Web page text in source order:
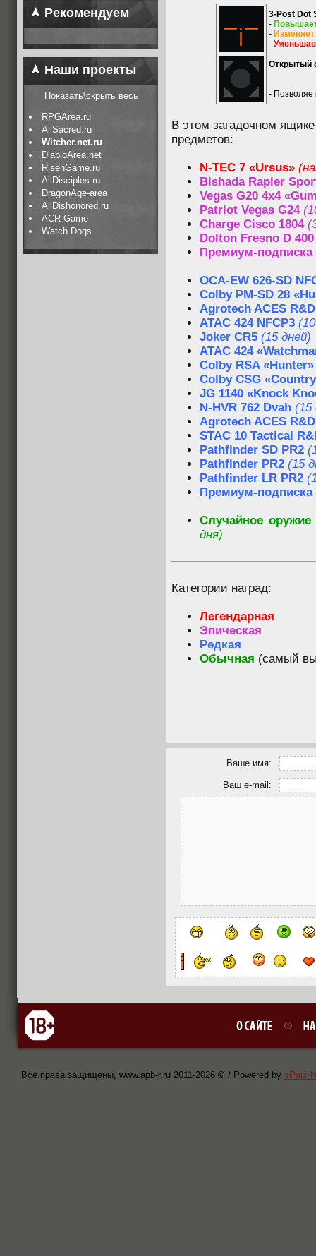
Рекомендуем
Наши проекты
Показать\скрыть весь
RPGArea.ru
AllSacred.ru
Witcher.net.ru
DiabloArea.net
RisenGame.ru
AllDisciples.ru
DragonAge-area
AllDishonored.ru
ACR-Game
Watch Dogs
3-Post Dot
-
- Изменяет
-
Открытый
-
В этом загадочном
предметов:
N-TEC 7 «Ursus»
Bishada Rapier
Vegas G20 4x4
Patriot Vegas G24
Charge Cisco 1804
Dolton Fresno D 400
Премиум-подписка
OCA-EW 626-SD
Colby PM-SD 28
Agrotech ACES
ATAC 424 NFCP3
Joker CR5 (15 дней)
ATAC 424
Colby RSA «Hunter»
Colby CSG
JG 1140 «Knock
N-HVR 762 Dvah (15
Agrotech ACES
STAC 10 Tactical
Pathfinder SD PR2
Pathfinder PR2 (15
Pathfinder LR PR2
Премиум-подписка
Случайное
дня)
Категории наград:
Легендарная
Эпическая
Редкая
Обычная (самый
Ваше имя:
Ваш e-mail:
Все права защищены, www.apb-r.ru 2011-2026 © / Powered by sPaiz-